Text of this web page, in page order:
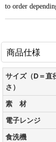
to order
商品仕様
サイズ（D＝直
さ）
素 材
電子レンジ
食洗機